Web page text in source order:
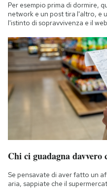
Per esempio prima di dormire,
network e un post tira l'altro, e
l'istinto di sopravvivenza e il
Chi ci guadagna davvero
Se pensavate di aver fatto un
aria, sappiate che il